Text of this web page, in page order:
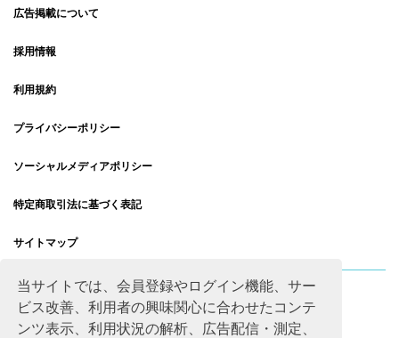
当サイトでは、会員登録やログイン機能、サー
ビス改善、利用者の興味関心に合わせたコンテ
ンツ表示、利用状況の解析、広告配信・測定、
広告掲載について
採用情報
利用規約
プライバシーポリシー
ソーシャルメディアポリシー
特定商取引法に基づく表記
サイトマップ